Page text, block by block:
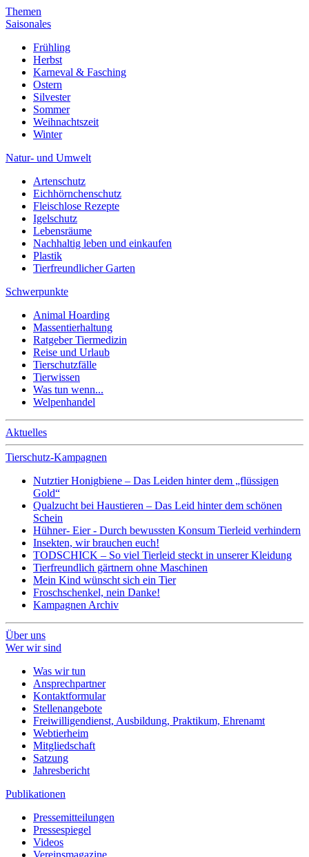
Themen
Saisonales
Frühling
Herbst
Karneval & Fasching
Ostern
Silvester
Sommer
Weihnachtszeit
Winter
Natur- und Umwelt
Artenschutz
Eichhörnchenschutz
Fleischlose Rezepte
Igelschutz
Lebensräume
Nachhaltig leben und einkaufen
Plastik
Tierfreundlicher Garten
Schwerpunkte
Animal Hoarding
Massentierhaltung
Ratgeber Tiermedizin
Reise und Urlaub
Tierschutzfälle
Tierwissen
Was tun wenn...
Welpenhandel
Aktuelles
Tierschutz-Kampagnen
Nutztier Honigbiene – Das Leiden hinter dem „flüssigen
Gold“
Qualzucht bei Haustieren – Das Leid hinter dem schönen
Schein
Hühner- Eier - Durch bewussten Konsum Tierleid verhindern
Insekten, wir brauchen euch!
TODSCHICK – So viel Tierleid steckt in unserer Kleidung
Tierfreundlich gärtnern ohne Maschinen
Mein Kind wünscht sich ein Tier
Froschschenkel, nein Danke!
Kampagnen Archiv
Über uns
Wer wir sind
Was wir tun
Ansprechpartner
Kontaktformular
Stellenangebote
Freiwilligendienst, Ausbildung, Praktikum, Ehrenamt
Webtierheim
Mitgliedschaft
Satzung
Jahresbericht
Publikationen
Pressemitteilungen
Pressespiegel
Videos
Vereinsmagazine